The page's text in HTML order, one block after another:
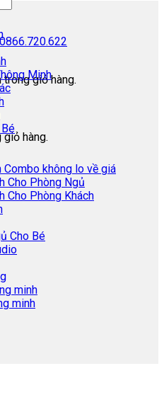
giỏ hàng.
hàng.
Minh
Combo không lo về giá
Cho Phòng Ngủ
Cho Phòng Khách
Cho Bé
minh
minh